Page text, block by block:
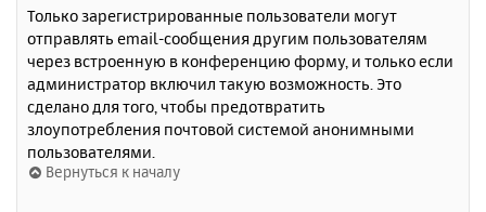
Только зарегистрированные пользователи могут
отправлять email-сообщения другим пользователям
через встроенную в конференцию форму, и только если
администратор включил такую возможность. Это
сделано для того, чтобы предотвратить
злоупотребления почтовой системой анонимными
пользователями.
Вернуться к началу